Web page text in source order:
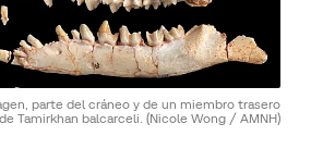
parte del cráneo y de un miembro trasero
de Tamirkhan balcarceli. (Nicole Wong / AMNH)